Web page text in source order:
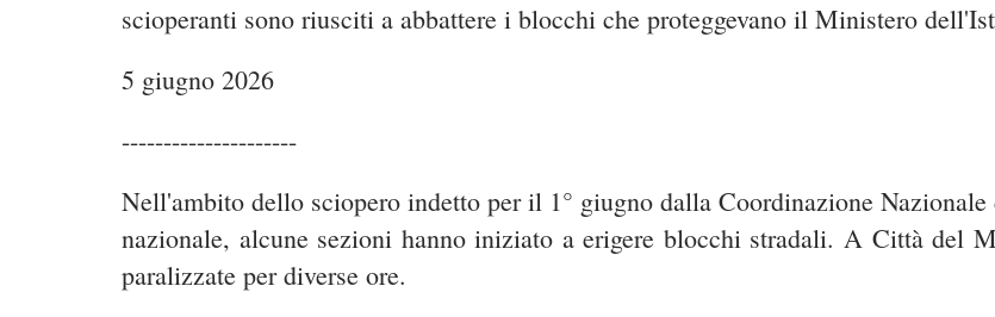
scioperanti sono riusciti a abbattere i blocchi che proteggevano il Ministero
5 giugno 2026
---------------------
Nell'ambito dello sciopero indetto per il 1° giugno dalla Coordinazione
nazionale, alcune sezioni hanno iniziato a erigere blocchi stradali. A Città del
paralizzate per diverse ore.